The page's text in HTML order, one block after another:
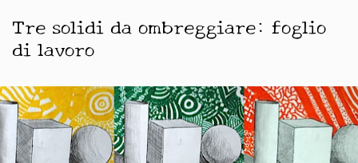
Tre solidi da ombreggiare: foglio
di lavoro